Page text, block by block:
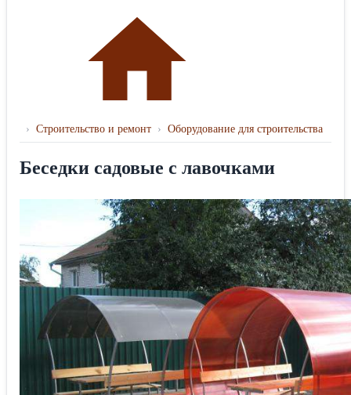
› Строительство и ремонт › Оборудование для строительства
Беседки садовые с лавочками